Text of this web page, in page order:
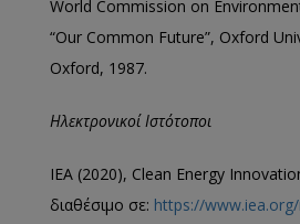
World Commission on
“Our Common Future”, Oxford
Oxford, 1987.
Ηλεκτρονικοί Ιστότοποι
IEA (2020), Clean Energy
διαθέσιμο σε: https://